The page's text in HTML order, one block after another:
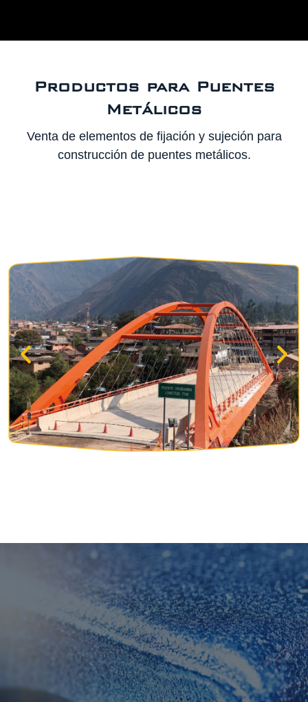
Productos para Puentes
Metálicos
Venta de elementos de fijación y sujeción para
construcción de puentes metálicos.